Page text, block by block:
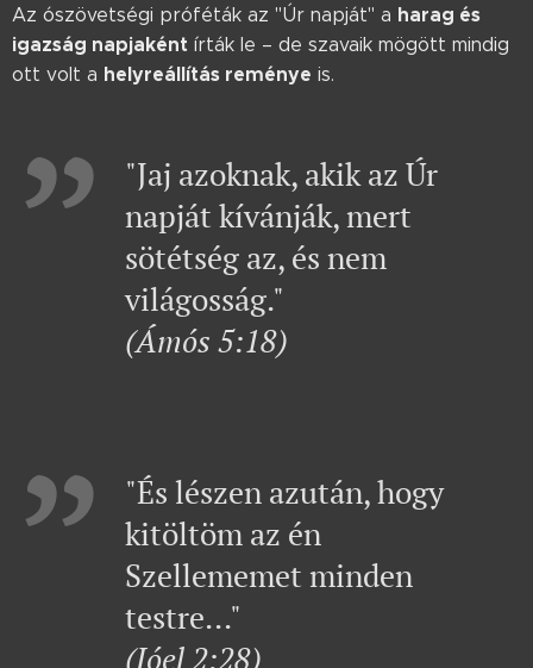
Az ószövetségi próféták az "Úr napját" a harag és
igazság napjaként írták le – de szavaik mögött mindig
ott volt a helyreállítás reménye is.
"Jaj azoknak, akik az Úr
napját kívánják, mert
sötétség az, és nem
világosság."
(Ámós 5:18)
"És lészen azután, hogy
kitöltöm az én
Szellememet minden
testre..."
(Jóel 2:28)